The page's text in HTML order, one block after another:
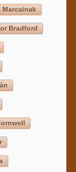
Marcainak
Bradford